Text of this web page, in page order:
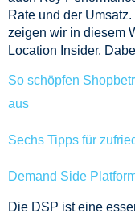
Rate und der
zeigen wir in diesem
Location Insider.
So schöpfen
aus
Sechs Tipps für
Demand Side
Die DSP ist eine